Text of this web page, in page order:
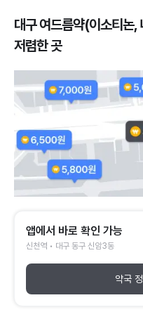
대구 여드름약(이소티논,
저렴한 곳
앱에서 바로 확인 가능
신천역 • 대구 동구 신암3동
약국